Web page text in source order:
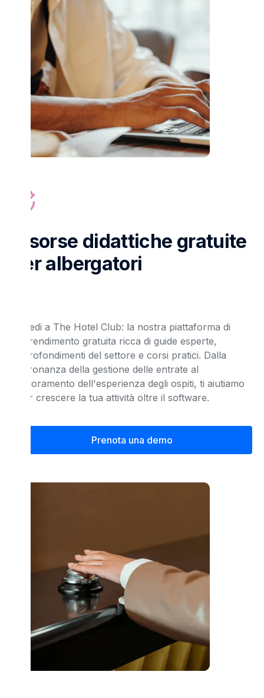
Risorse didattiche gratuite
per albergatori
Accedi a The Hotel Club: la nostra piattaforma di
apprendimento gratuita ricca di guide esperte,
approfondimenti del settore e corsi pratici. Dalla
padronanza della gestione delle entrate al
miglioramento dell'esperienza degli ospiti, ti aiutiamo
a far crescere la tua attività oltre il software.
Prenota una demo